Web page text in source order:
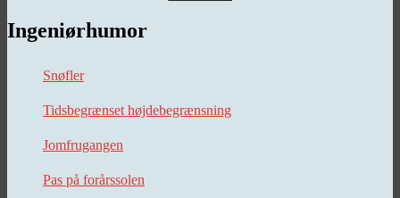
Ingeniørhumor
Snøfler
Tidsbegrænset højdebegrænsning
Jomfrugangen
Pas på forårssolen